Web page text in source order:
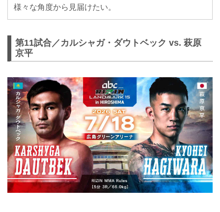
様々な角度から見届けたい。
第11試合／カルシャガ・ダウトベック vs. 萩原
京平